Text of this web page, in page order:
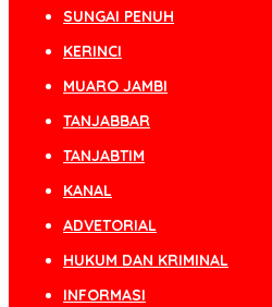
SUNGAI PENUH
KERINCI
MUARO JAMBI
TANJABBAR
TANJABTIM
KANAL
ADVETORIAL
HUKUM DAN KRIMINAL
INFORMASI